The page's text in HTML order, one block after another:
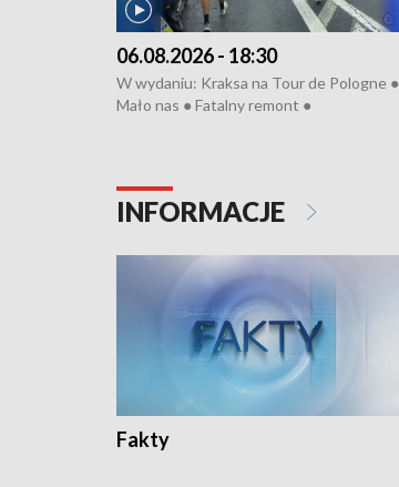
06.08.2026 - 18:30
W wydaniu: Kraksa na Tour de Pologne ●
Mało nas ● Fatalny remont ●
Koniec upałów
INFORMACJE
Fakty